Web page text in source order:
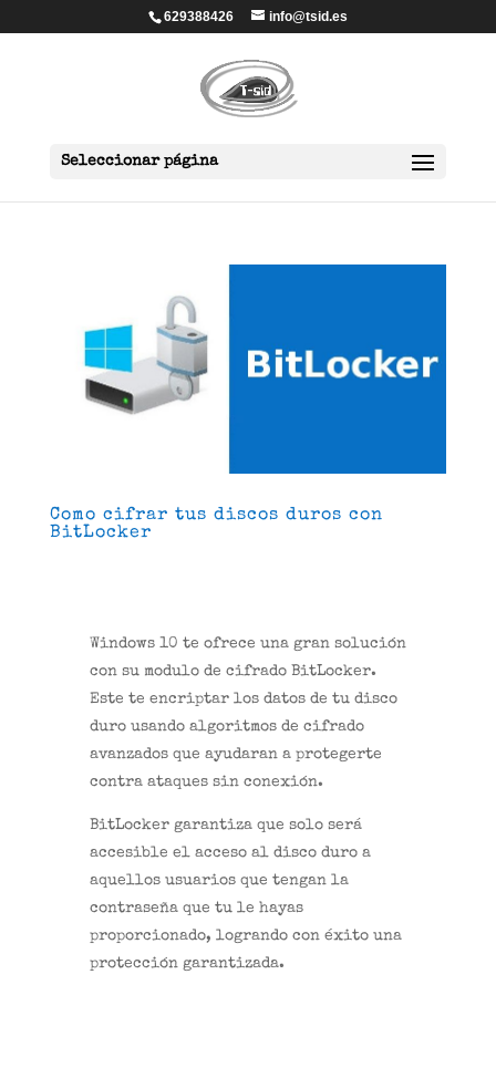
629388426 info@tsid.es
Seleccionar página
Como cifrar tus discos duros con
BitLocker
Windows 10 te ofrece una gran solución
con su modulo de cifrado BitLocker.
Este te encriptar los datos de tu disco
duro usando algoritmos de cifrado
avanzados que ayudaran a protegerte
contra ataques sin conexión.
BitLocker garantiza que solo será
accesible el acceso al disco duro a
aquellos usuarios que tengan la
contraseña que tu le hayas
proporcionado, logrando con éxito una
protección garantizada.